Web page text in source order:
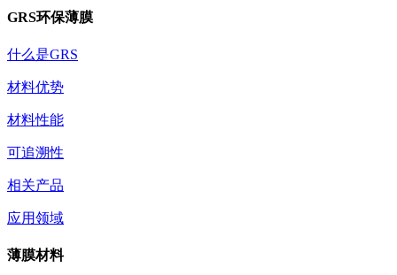
GRS环保薄膜
什么是GRS
材料优势
材料性能
可追溯性
相关产品
应用领域
薄膜材料